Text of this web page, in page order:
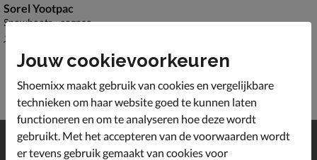
Sorel Yootpac
Snowboots - cognac
van € 104,99 voor € 73,49
104
Gratisverzending en retour*
Achterafbetalen
Jouw cookievoorkeuren
Shoemixx maakt gebruik van cookies en vergelijkbare
technieken om haar website goed te kunnen laten
functioneren en om te analyseren hoe deze wordt
gebruikt. Met het accepteren van de voorwaarden wordt
er tevens gebruik gemaakt van cookies voor